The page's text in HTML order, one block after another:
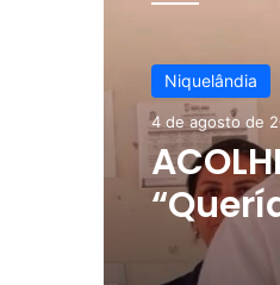
Niquelândia
4 de agosto de